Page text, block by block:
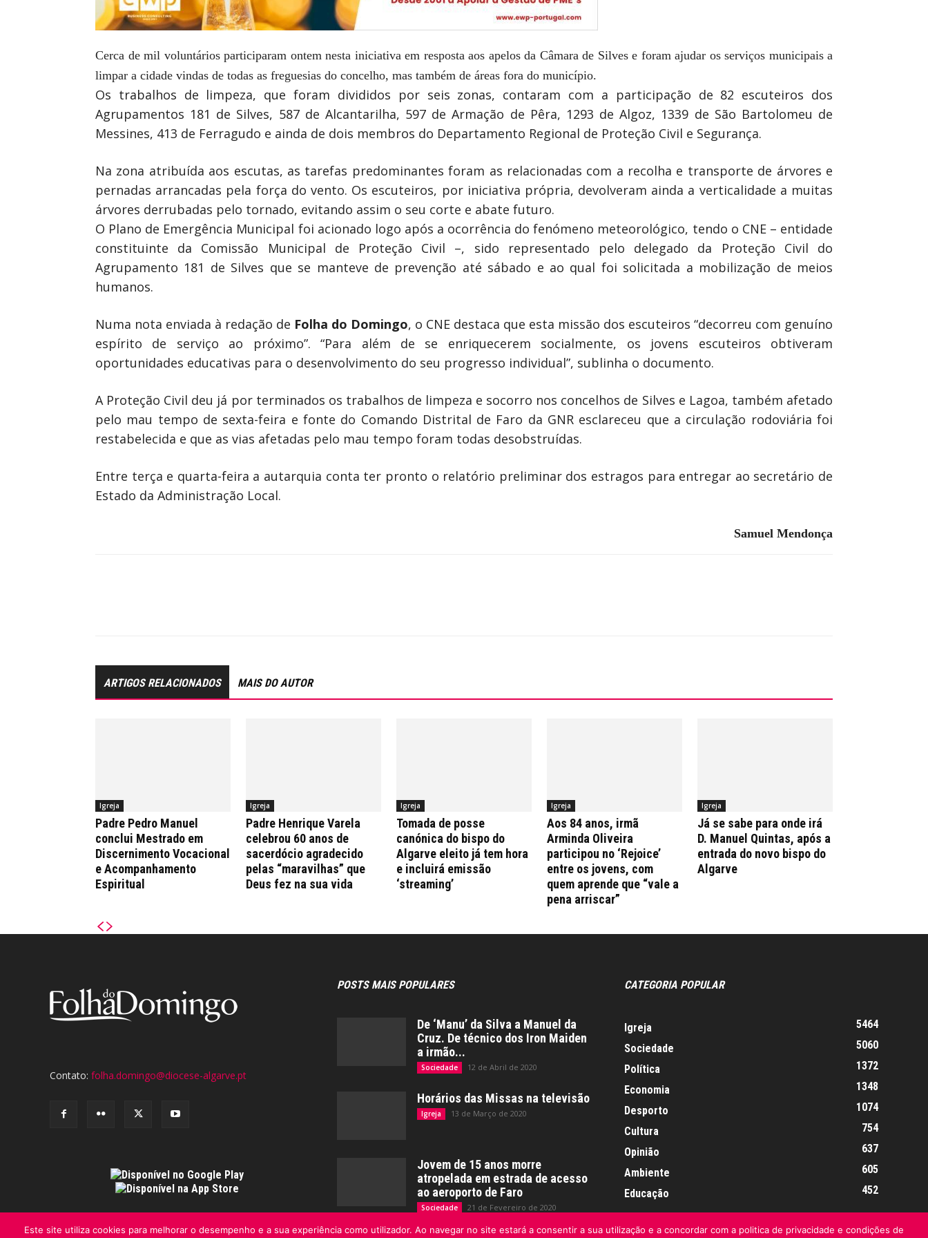
Cerca de mil voluntários participaram ontem nesta iniciativa em resposta aos apelos da Câmara de Silves e foram ajudar os serviços municipais a
limpar a cidade vindas de todas as freguesias do concelho, mas também de áreas fora do município.
Os trabalhos de limpeza, que foram divididos por seis zonas, contaram com a participação de 82 escuteiros dos
Agrupamentos 181 de Silves, 587 de Alcantarilha, 597 de Armação de Pêra, 1293 de Algoz, 1339 de São Bartolomeu de
Messines, 413 de Ferragudo e ainda de dois membros do Departamento Regional de Proteção Civil e Segurança.
Na zona atribuída aos escutas, as tarefas predominantes foram as relacionadas com a recolha e transporte de árvores e
pernadas arrancadas pela força do vento. Os escuteiros, por iniciativa própria, devolveram ainda a verticalidade a muitas
árvores derrubadas pelo tornado, evitando assim o seu corte e abate futuro.
O Plano de Emergência Municipal foi acionado logo após a ocorrência do fenómeno meteorológico, tendo o CNE – entidade
constituinte da Comissão Municipal de Proteção Civil –, sido representado pelo delegado da Proteção Civil do
Agrupamento 181 de Silves que se manteve de prevenção até sábado e ao qual foi solicitada a mobilização de meios
humanos.
Numa nota enviada à redação de Folha do Domingo, o CNE destaca que esta missão dos escuteiros “decorreu com genuíno
espírito de serviço ao próximo”. “Para além de se enriquecerem socialmente, os jovens escuteiros obtiveram
oportunidades educativas para o desenvolvimento do seu progresso individual”, sublinha o documento.
A Proteção Civil deu já por terminados os trabalhos de limpeza e socorro nos concelhos de Silves e Lagoa, também afetado
pelo mau tempo de sexta-feira e fonte do Comando Distrital de Faro da GNR esclareceu que a circulação rodoviária foi
restabelecida e que as vias afetadas pelo mau tempo foram todas desobstruídas.
Entre terça e quarta-feira a autarquia conta ter pronto o relatório preliminar dos estragos para entregar ao secretário de
Estado da Administração Local.
Samuel Mendonça
ARTIGOS RELACIONADOS MAIS DO AUTOR
Igreja
Padre Pedro Manuel
conclui Mestrado em
Discernimento Vocacional
e Acompanhamento
Espiritual
Igreja
Padre Henrique Varela
celebrou 60 anos de
sacerdócio agradecido
pelas “maravilhas” que
Deus fez na sua vida
Igreja
Tomada de posse
canónica do bispo do
Algarve eleito já tem hora
e incluirá emissão
‘streaming’
Igreja
Aos 84 anos, irmã
Arminda Oliveira
participou no ‘Rejoice’
entre os jovens, com
quem aprende que “vale a
pena arriscar”
Igreja
Já se sabe para onde irá
D. Manuel Quintas, após a
entrada do novo bispo do
Algarve
Contato: folha.domingo@diocese-algarve.pt
POSTS MAIS POPULARES
De ‘Manu’ da Silva a Manuel da
Cruz. De técnico dos Iron Maiden
a irmão...
Sociedade 12 de Abril de 2020
Horários das Missas na televisão
Igreja 13 de Março de 2020
Jovem de 15 anos morre
atropelada em estrada de acesso
ao aeroporto de Faro
Sociedade 21 de Fevereiro de 2020
CATEGORIA POPULAR
Igreja
5464
Sociedade
5060
Política
1372
Economia
1348
Desporto
1074
Cultura
754
Opinião
637
Ambiente
605
Educação
452
Este site utiliza cookies para melhorar o desempenho e a sua experiência como utilizador. Ao navegar no site estará a consentir a sua utilização e a concordar com a politica de privacidade e condições de